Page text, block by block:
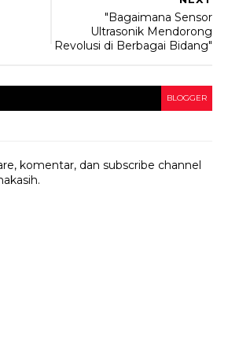
"Bagaimana Sensor
Ultrasonik Mendorong
Revolusi di Berbagai Bidang"
BLOGGER
komentar, dan subscribe channel